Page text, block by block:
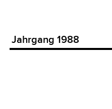
Jahrgang 1988